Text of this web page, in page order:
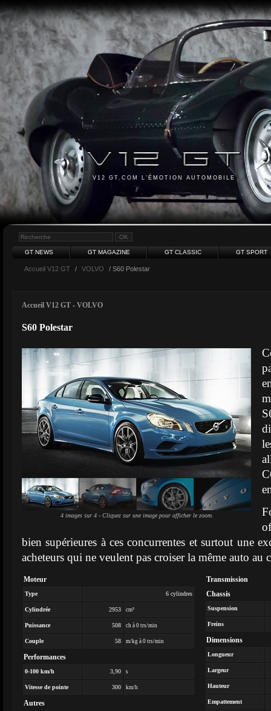
V12 GT.COM L'ÉMOTION AUTOMOBILE
GT NEWS GT MAGAZINE GT CLASSIC GT SPORT
Accueil V12 GT / VOLVO / S60 Polestar
Accueil V12 GT - VOLVO
S60 Polestar
4 images sur 4 - Cliquez sur une image pour afficher le zoom.
bien supérieures à ces concurrentes et surtout une
acheteurs qui ne veulent pas croiser la même auto au
Moteur
Type 6 cylindres
Cylindrée 2953 cm³
Puissance 508 ch à 0 trs/min
Couple 58 m/kg à 0 trs/min
Performances
0-100 km/h 3,90 s
Vitesse de pointe 300 km/h
Autres
Transmission
Chassis
Suspension
Freins
Dimensions
Longueur
Largeur
Hauteur
Empattement